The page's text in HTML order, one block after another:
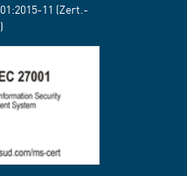
11 (Zert.-